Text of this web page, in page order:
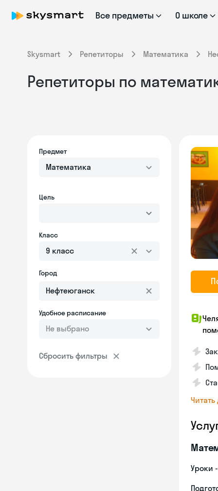
Все предметы О школе
Skysmart Репетиторы Математика
Репетиторы по
Предмет
Математика
Цель
Класс
9 класс
Город
Удобное расписание
Не выбрано
Сбросить фильтры
Уроки